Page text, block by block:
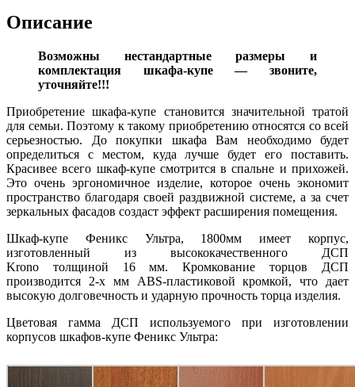
Описание
Возможны нестандартные размеры и
комплектация шкафа-купе — звоните,
уточняйте!!!
Приобретение шкафа-купе становится значительной тратой
для семьи. Поэтому к такому приобретению относятся со всей
серьезностью. До покупки шкафа Вам необходимо будет
определиться с местом, куда лучше будет его поставить.
Красивее всего шкаф-купе смотрится в спальне и прихожей.
Это очень эргономичное изделие, которое очень экономит
пространство благодаря своей раздвижной системе, а за счет
зеркальных фасадов создаст эффект расширения помещения.
Шкаф-купе Феникс Ультра, 1800мм имеет корпус,
изготовленный из высококачественного ДСП
Krono толщиной 16 мм. Кромкование торцов ДСП
производится 2-х мм ABS-пластиковой кромкой, что дает
высокую долговечность и ударную прочность торца изделия.
Цветовая гамма ДСП используемого при изготовлении
корпусов шкафов-купе Феникс Ультра: